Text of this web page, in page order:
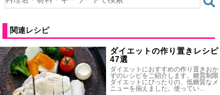
関連レシピ
ダイエットの作り置きレシピ
47選
ダイエットにおすすめの作り置きおか
ずのレシピをご紹介します。糖質制限
ダイエットにぴったりの、低糖質なメ
ニューを揃えました。使ってい…